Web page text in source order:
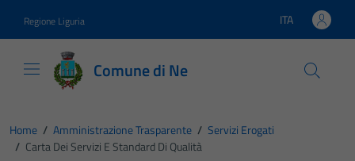
Regione Liguria Lingua attiva:
ITA
Comune di Ne
Home / Amministrazione Trasparente / Servizi Erogati
/ Carta Dei Servizi E Standard Di Qualità